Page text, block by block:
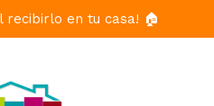
recibirlo en tu casa! 🏠